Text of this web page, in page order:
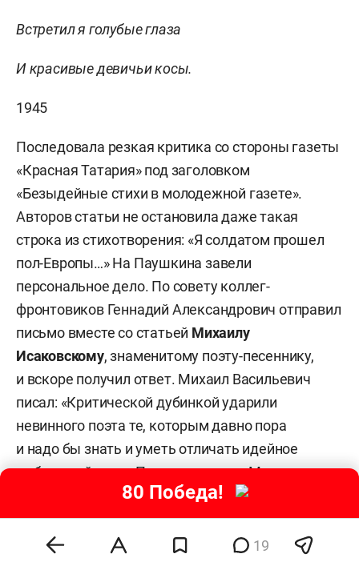
Встретил я голубые глаза
И красивые девичьи косы.
1945
Последовала резкая критика со стороны газеты
«Красная Татария» под заголовком
«Безыдейные стихи в молодежной газете».
Авторов статьи не остановила даже такая
строка из стихотворения: «Я солдатом прошел
пол-Европы…» На Паушкина завели
персональное дело. По совету коллег-
фронтовиков Геннадий Александрович отправил
письмо вместе со статьей Михаилу
Исаковскому, знаменитому поэту-песеннику,
и вскоре получил ответ. Михаил Васильевич
писал: «Критической дубинкой ударили
невинного поэта те, которым давно пора
и надо бы знать и уметь отличать идейное
от безыдейного». После письма из Москвы
персональное дело Паушкина разбирать
не стали.
В 1952-м у него выходит первая книга
19
80 Победа!